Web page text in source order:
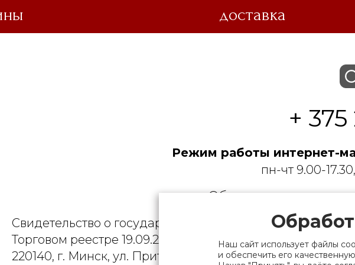
доставка
+
Режим работы интернет-
пн-чт 9.00-
Общество с
Свидетельство о государственной регистрации
Торговом реестре 19.09.2025, № 758300. Юридический
220140, г. Минск, ул. Притыцкого, д.79, пом. 9
Наш сайт использует файлы
и обеспечить его